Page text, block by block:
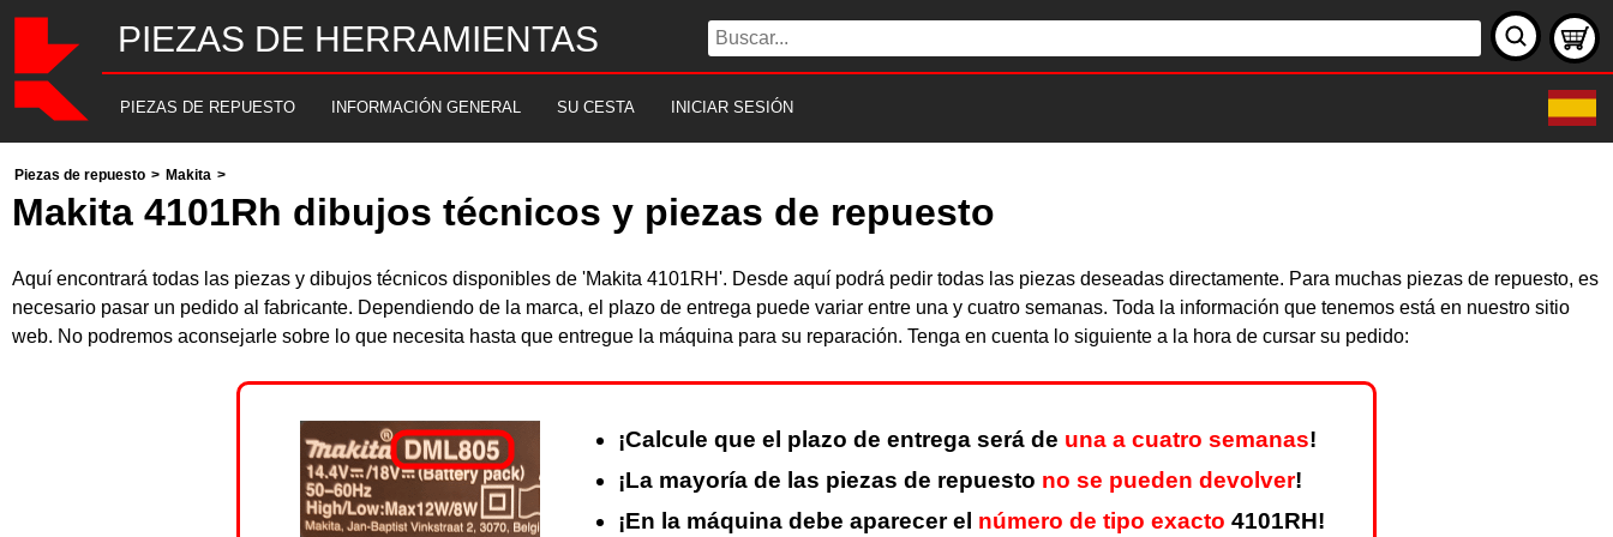
PIEZAS DE HERRAMIENTAS
PIEZAS DE REPUESTO INFORMACIÓN GENERAL SU CESTA INICIAR SESIÓN
Piezas de repuesto > Makita >
Makita 4101Rh dibujos técnicos y piezas de repuesto
Aquí encontrará todas las piezas y dibujos técnicos disponibles de 'Makita 4101RH'. Desde aquí podrá pedir todas las piezas deseadas directamente. Para muchas piezas de repuesto, es
necesario pasar un pedido al fabricante. Dependiendo de la marca, el plazo de entrega puede variar entre una y cuatro semanas. Toda la información que tenemos está en nuestro sitio
web. No podremos aconsejarle sobre lo que necesita hasta que entregue la máquina para su reparación. Tenga en cuenta lo siguiente a la hora de cursar su pedido:
¡Calcule que el plazo de entrega será de una a cuatro semanas!
¡La mayoría de las piezas de repuesto no se pueden devolver!
¡En la máquina debe aparecer el número de tipo exacto 4101RH!